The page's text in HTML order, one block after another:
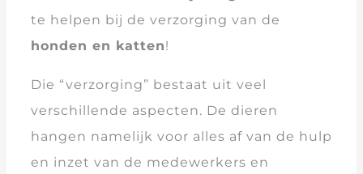
te helpen bij de verzorging van de
honden en katten!
Die “verzorging” bestaat uit veel
verschillende aspecten. De dieren
hangen namelijk voor alles af van de hulp
en inzet van de medewerkers en